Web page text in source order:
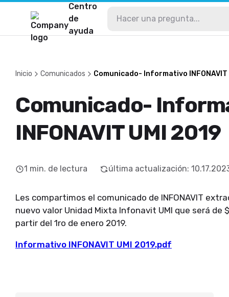
Centro
de
ayuda
Inicio Comunicados Comunicado- Informativo INFONAVIT
Comunicado-
INFONAVIT UMI 2019
1 min. de lectura última actualización:
Les compartimos el comunicado de INFONAVIT
nuevo valor Unidad Mixta Infonavit UMI que será de
partir del 1ro de enero 2019.
Informativo INFONAVIT UMI 2019.pdf